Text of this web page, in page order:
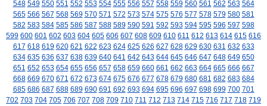
548 549 550 551 552 553 554 555 556 557 558 559 560 561 562 563 564
565 566 567 568 569 570 571 572 573 574 575 576 577 578 579 580 581
582 583 584 585 586 587 588 589 590 591 592 593 594 595 596 597 598
599 600 601 602 603 604 605 606 607 608 609 610 611 612 613 614 615 616
617 618 619 620 621 622 623 624 625 626 627 628 629 630 631 632 633
634 635 636 637 638 639 640 641 642 643 644 645 646 647 648 649 650
651 652 653 654 655 656 657 658 659 660 661 662 663 664 665 666 667
668 669 670 671 672 673 674 675 676 677 678 679 680 681 682 683 684
685 686 687 688 689 690 691 692 693 694 695 696 697 698 699 700 701
702 703 704 705 706 707 708 709 710 711 712 713 714 715 716 717 718 719